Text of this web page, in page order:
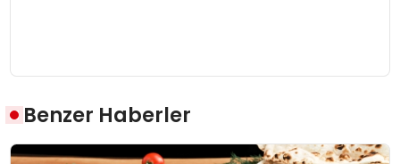
Benzer Haberler